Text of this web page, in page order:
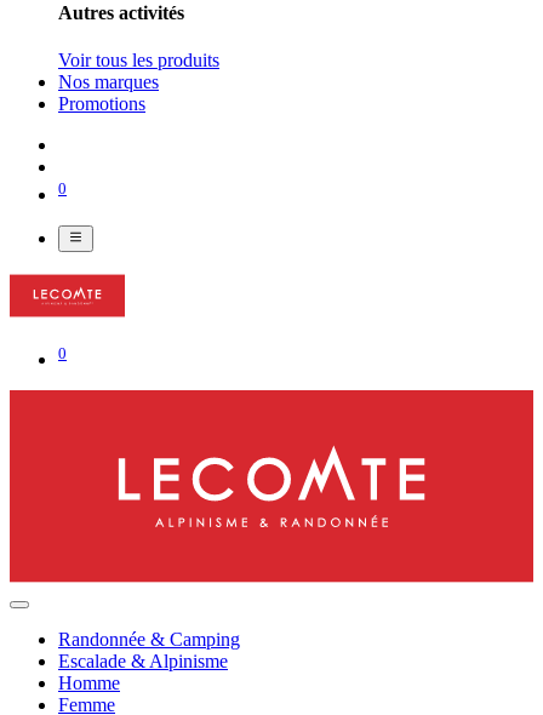
Autres activités
Voir tous les produits
Nos marques
Promotions
0
0
Randonnée & Camping
Escalade & Alpinisme
Homme
Femme